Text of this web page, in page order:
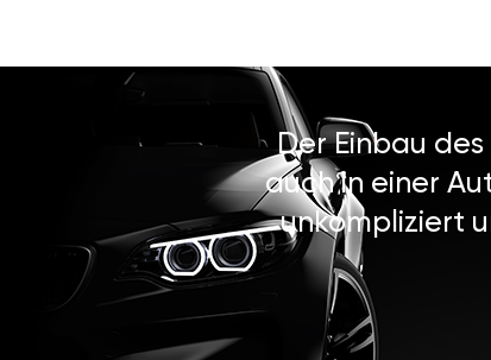
Der Einbau des
auch in einer
unkompliziert